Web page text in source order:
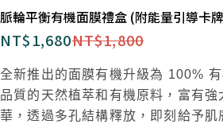
脈輪平衡有機面膜禮盒 (附能量引導卡
NT$1,800
NT$1,680
全新推出的面膜有機升級為 100%
品質的天然植萃和有機原料，富有強
華，透過多孔結構釋放，即刻給予肌